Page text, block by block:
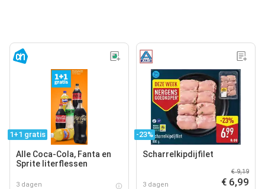
1+1 gratis
Alle Coca-Cola, Fanta en
Sprite literflessen
3 dagen
-23%
Scharrelkipdijfilet
3 dagen
€ 9,19
€ 6,99